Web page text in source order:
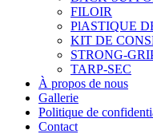
FILOIR
PlASTIQUE
KIT DE
STRONG-
TARP-SEC
À propos de nous
Gallerie
Politique de
Contact